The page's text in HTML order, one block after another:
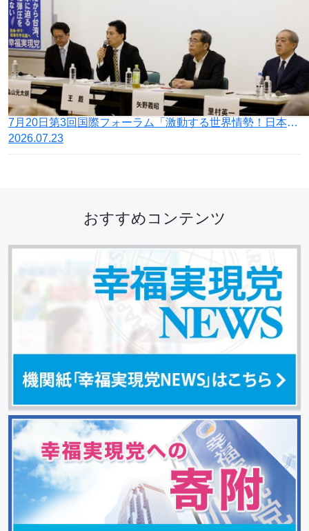
7月20日第3回国際フォーラム「激動する世界情勢！日本の針路を問う」開催
2026.07.23
おすすめコンテンツ